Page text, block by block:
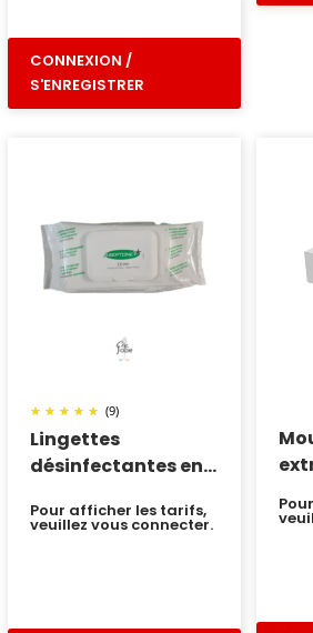
CONNEXION /
S'ENREGISTRER
Lingettes
désinfectantes en
(9)
Pour afficher les tarifs,
veuillez vous connecter.